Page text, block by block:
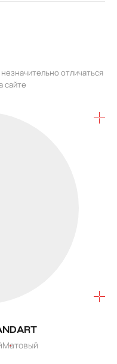
отличаться
сайте
Матовый